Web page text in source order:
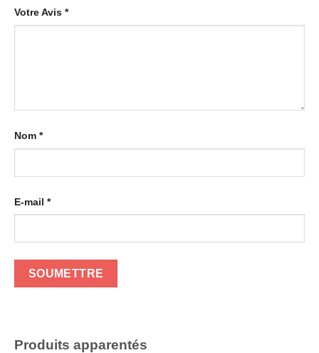
Votre Avis *
Nom *
E-mail *
Produits apparentés